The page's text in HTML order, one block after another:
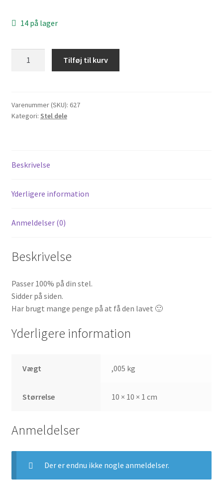
pris
var:
kr. 195,00.
er:
kr. 145,00.
14 på lager
Skyteam
Dax
Tilføj til kurv
Varenummer (SKU): 627
Kategori: Stel dele
Beskrivelse
Yderligere information
Anmeldelser (0)
Beskrivelse
Passer 100% på din stel.
Sidder på siden.
Har brugt mange penge på at få den lavet 🙂
Yderligere information
Vægt ,005 kg
Størrelse 10 × 10 × 1 cm
Anmeldelser
Der er endnu ikke nogle anmeldelser.